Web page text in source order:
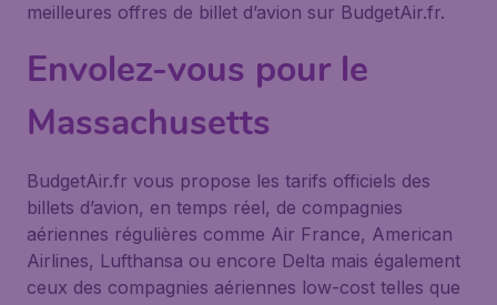
meilleures offres de billet d’avion sur BudgetAir.fr.
Envolez-vous pour le
Massachusetts
BudgetAir.fr vous propose les tarifs officiels des
billets d’avion, en temps réel, de compagnies
aériennes régulières comme Air France, American
Airlines, Lufthansa ou encore Delta mais également
ceux des compagnies aériennes low-cost telles que